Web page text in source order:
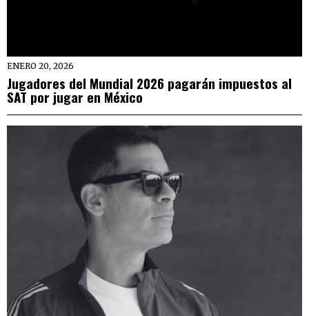
ENERO 20, 2026
Jugadores del Mundial 2026 pagarán impuestos al
SAT por jugar en México